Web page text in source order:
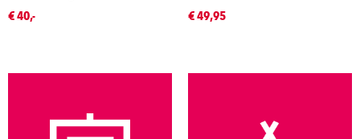
€ 40,-
€ 49,95